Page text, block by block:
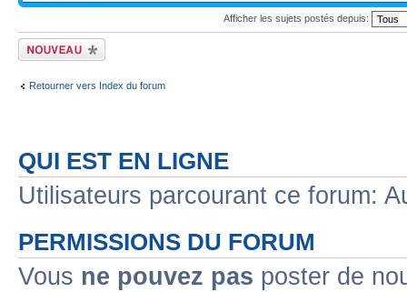
Afficher les sujets postés depuis:
Écrire un nouveau
sujet
Retourner vers Index du forum
QUI EST EN LIGNE
Utilisateurs parcourant ce forum:
PERMISSIONS DU FORUM
Vous ne pouvez pas poster de